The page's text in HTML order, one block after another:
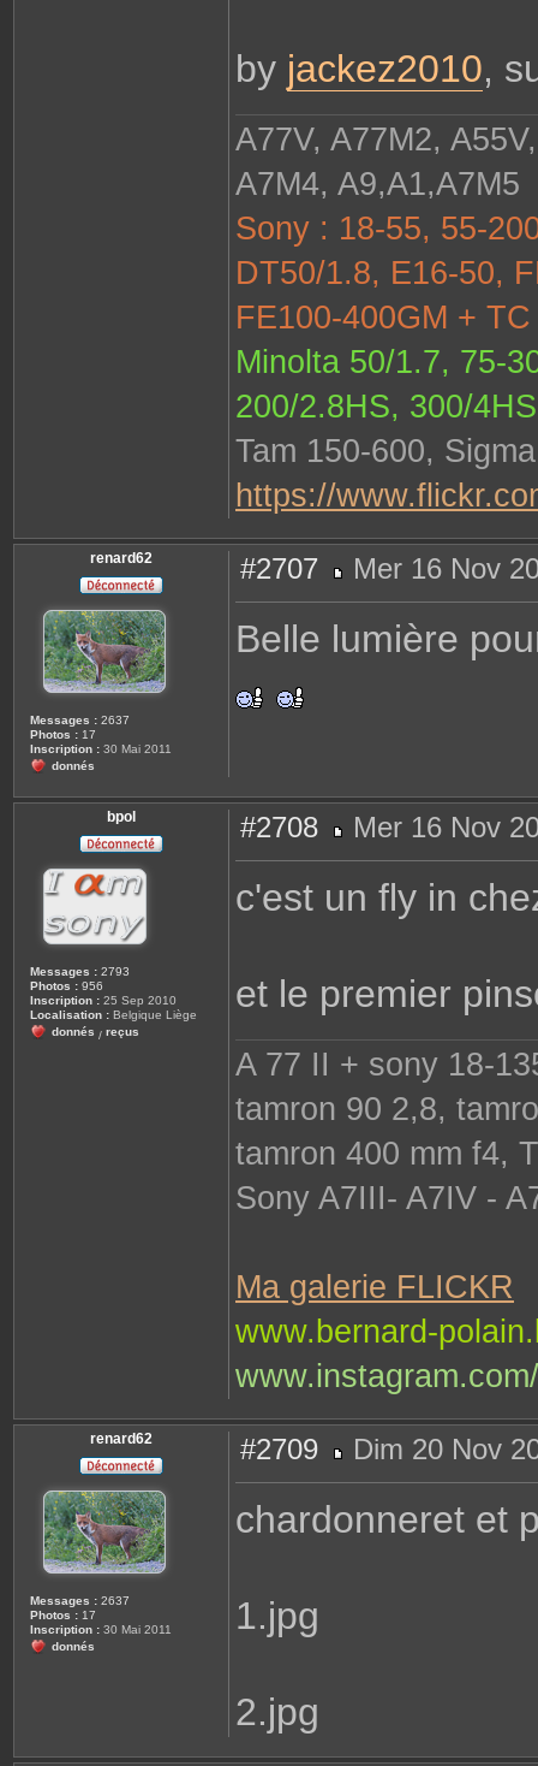
by jackez2010,
A77V, A77M2,
A7M4, A9,A1,A7M5
Sony : 18-55, 55-
DT50/1.8, E16-50,
FE100-400GM +
Minolta 50/1.7, 75-
200/2.8HS, 300/
Tam 150-600,
https://
renard62
Messages : 2637
Photos : 17
Inscription : 30 Mai 2011
donnés
#2707
e
Mer 16 Nov
Belle lumière
bpol
Messages : 2793
Photos : 956
Inscription : 25 Sep 2010
Localisation : Belgique Liège
donnés / reçus
#2708
e
Mer 16 Nov
c'est un fly in
et le premier
A 77 II + sony 18-
tamron 90 2,8,
tamron 400 mm f4,
Sony A7III- A7IV -
Ma galerie FLICKR
www.bernard-
renard62
Messages : 2637
Photos : 17
Inscription : 30 Mai 2011
donnés
#2709
e
a
Dim 20 Nov
chardonneret et
1.jpg
2.jpg